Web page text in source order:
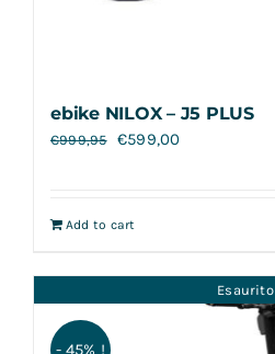
ebike NILOX – J5 PLUS
€999,95 €599,00
Add to cart
Esaurito